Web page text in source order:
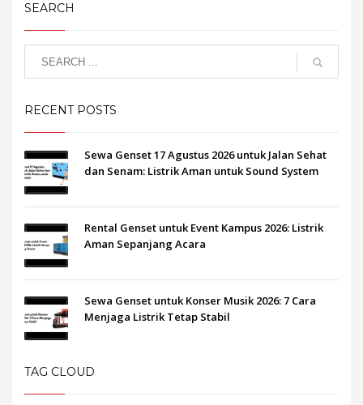
SEARCH
RECENT POSTS
Sewa Genset 17 Agustus 2026 untuk Jalan Sehat
dan Senam: Listrik Aman untuk Sound System
Rental Genset untuk Event Kampus 2026: Listrik
Aman Sepanjang Acara
Sewa Genset untuk Konser Musik 2026: 7 Cara
Menjaga Listrik Tetap Stabil
TAG CLOUD